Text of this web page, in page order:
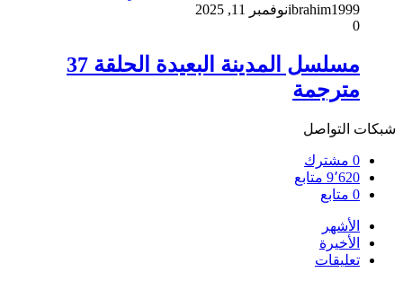
ibrahim1999نوفمبر 11, 2025
0
مسلسل المدينة البعيدة الحلقة 37
مترجمة
شبكات التواصل
0 مشترك
9٬620 متابع
0 متابع
الأشهر
الأخيرة
تعليقات